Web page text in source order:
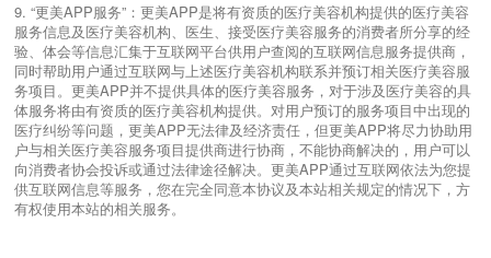
9. “更美APP服务”：更美APP是将有资质的医疗美容机构提供的医疗美容
服务信息及医疗美容机构、医生、接受医疗美容服务的消费者所分享的经
验、体会等信息汇集于互联网平台供用户查阅的互联网信息服务提供商，
同时帮助用户通过互联网与上述医疗美容机构联系并预订相关医疗美容服
务项目。更美APP并不提供具体的医疗美容服务，对于涉及医疗美容的具
体服务将由有资质的医疗美容机构提供。对用户预订的服务项目中出现的
医疗纠纷等问题，更美APP无法律及经济责任，但更美APP将尽力协助用
户与相关医疗美容服务项目提供商进行协商，不能协商解决的，用户可以
向消费者协会投诉或通过法律途径解决。更美APP通过互联网依法为您提
供互联网信息等服务，您在完全同意本协议及本站相关规定的情况下，方
有权使用本站的相关服务。